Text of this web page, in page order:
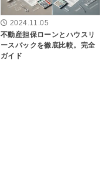
2024.11.05
不動産担保ローンとハウスリ
ースバックを徹底比較。完全
ガイド